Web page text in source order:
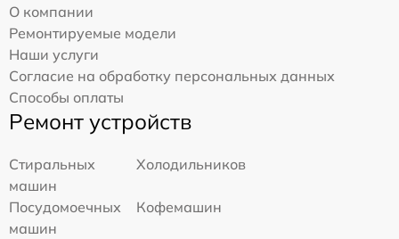
О компании
Ремонтируемые модели
Наши услуги
Согласие на обработку персональных данных
Способы оплаты
Ремонт устройств
Стиральных
машин
Холодильников
Посудомоечных
машин
Кофемашин